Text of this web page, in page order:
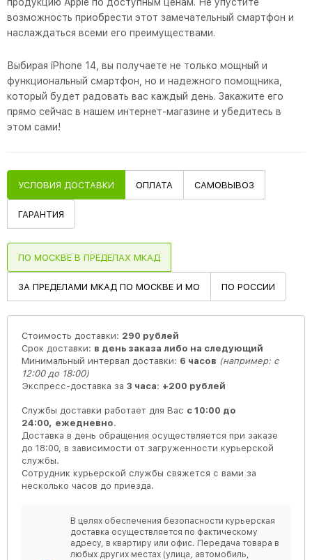
возможность приобрести этот замечательный смартфон и
наслаждаться всеми его преимуществами.
Выбирая iPhone 14, вы получаете не только мощный и
функциональный смартфон, но и надежного помощника,
который будет радовать вас каждый день. Закажите его
прямо сейчас в нашем интернет-магазине и убедитесь в
этом сами!
УСЛОВИЯ ДОСТАВКИ ОПЛАТА САМОВЫВОЗ
ГАРАНТИЯ
ПО МОСКВЕ В ПРЕДЕЛАХ МКАД
ЗА ПРЕДЕЛАМИ МКАД ПО МОСКВЕ И МО ПО РОССИИ
Стоимость доставки: 290 рублей
Срок доставки: в день заказа либо на следующий
Минимальный интервал доставки: 6 часов (например: с
12:00 до 18:00)
Экспресс-доставка за 3 часа: +200 рублей
Службы доставки работает для Вас с 10:00 до
24:00, ежедневно.
Доставка в день обращения осуществляется при заказе
до 18:00, в зависимости от загруженности курьерской
службы.
Сотрудник курьерской службы свяжется с вами за
несколько часов до приезда.
В целях обеспечения безопасности курьерская
доставка осуществляется по фактическому
адресу, в квартиру или офис. Передача товара в
любых других местах (улица, автомобиль,